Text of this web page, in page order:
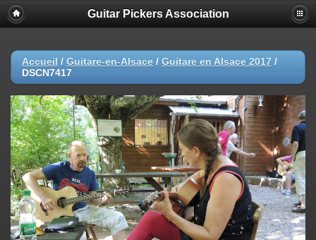
Guitar Pickers Association
Accueil / Guitare-en-Alsace / Guitare en Alsace 2017 /
DSCN7417